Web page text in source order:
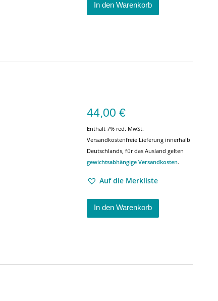
In den Warenkorb
44,00 €
Enthält 7% red. MwSt.
Versandkostenfreie Lieferung innerhalb
Deutschlands, für das Ausland gelten
gewichtsabhängige Versandkosten.
Auf die Merkliste
In den Warenkorb